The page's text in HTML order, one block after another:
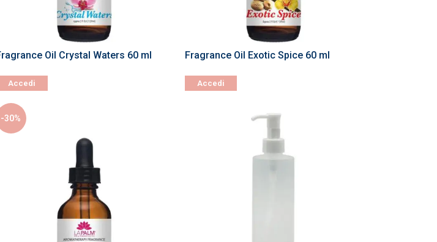
Oil Crystal Waters 60 ml
Accedi
Fragrance Oil Exotic Spice 60 ml
Accedi
-30%